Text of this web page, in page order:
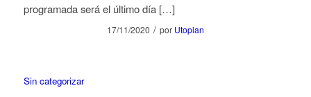
programada será el último día […]
17/11/2020 / por Utopian
Sin categorizar